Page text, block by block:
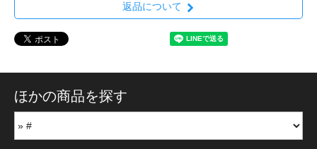
返品について
ほかの商品を探す